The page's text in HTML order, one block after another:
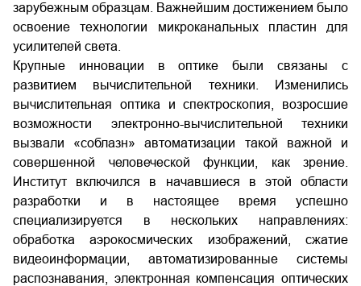
зарубежным образцам. Важнейшим достижением было
освоение технологии микроканальных пластин для
усилителей света.
Крупные инновации в оптике были связаны с
развитием вычислительной техники. Изменились
вычислительная оптика и спектроскопия, возросшие
возможности электронно-вычислительной техники
вызвали «соблазн» автоматизации такой важной и
совершенной человеческой функции, как зрение.
Институт включился в начавшиеся в этой области
разработки и в настоящее время успешно
специализируется в нескольких направлениях:
обработка аэрокосмических изображений, сжатие
видеоинформации, автоматизированные системы
распознавания, электронная компенсация оптических